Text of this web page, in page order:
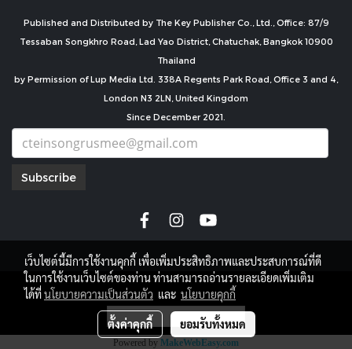
Published and Distributed by The Key Publisher Co., Ltd., Office: 87/9
Tessaban Songkhro Road, Lad Yao District, Chatuchak, Bangkok 10900
Thailand
by Permission of Lup Media Ltd. 338A Regents Park Road, Office 3 and 4,
London N3 2LN, United Kingdom
Since December 2021.
Subscribe
copyright by
ผู้เข้าชมวันนี้
1
Powered by MakeWebEasy.com
เว็บไซต์นี้มีการใช้งานคุกกี้ เพื่อเพิ่มประสิทธิภาพและประสบการณ์ที่ดี
ในการใช้งานเว็บไซต์ของท่าน ท่านสามารถอ่านรายละเอียดเพิ่มเติม
ได้ที่นโยบายความเป็นส่วนตัว และ นโยบายคุกกี้
ตั้งค่าคุกกี้ ยอมรับทั้งหมด